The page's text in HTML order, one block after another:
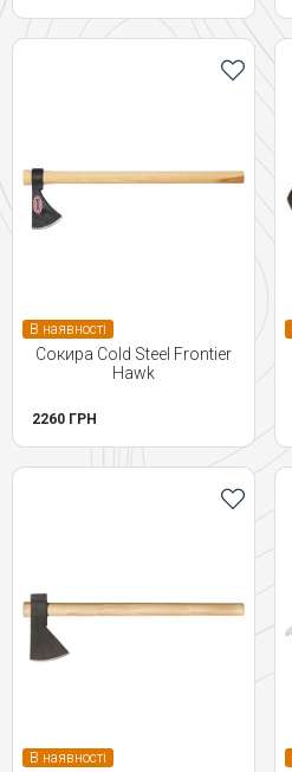
В наявності
Сокира Cold Steel Frontier
Hawk
2260 ГРН
В наявності